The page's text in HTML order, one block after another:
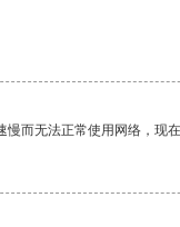
而无法正常使用网络，现